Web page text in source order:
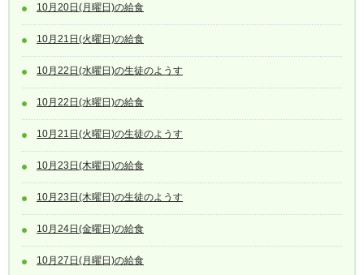
10月20日(月曜日)の給食
10月21日(火曜日)の給食
10月22日(水曜日)の生徒のようす
10月22日(水曜日)の給食
10月21日(火曜日)の生徒のようす
10月23日(木曜日)の給食
10月23日(木曜日)の生徒のようす
10月24日(金曜日)の給食
10月27日(月曜日)の給食